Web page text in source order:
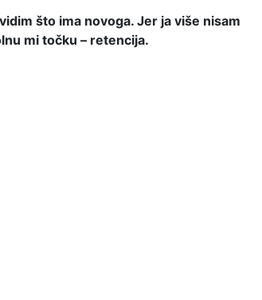
što ima novoga. Jer ja više nisam
mi točku – retencija.